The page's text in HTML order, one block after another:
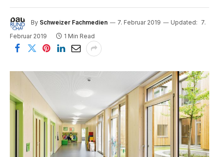
By Schweizer Fachmedien 7. Februar 2019 Updated: 7.
Februar 2019
1 Min Read